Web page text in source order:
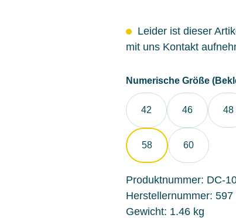
Leider ist dieser
mit uns Kontakt
Numerische Größe
42 46 48
58 60
Produktnummer: DC-
Herstellernummer: 597
Gewicht: 1.46 kg